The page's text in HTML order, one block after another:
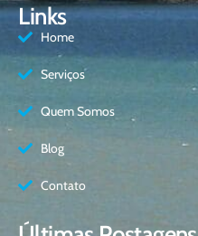
Links
Home
Serviços
Quem Somos
Blog
Contato